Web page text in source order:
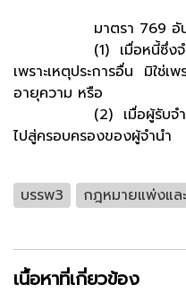
มาตรา 769 อันจำน
(1) เมื่อหนี้ซึ่งจำนำเ
เพราะเหตุประการอื่น มิใช่เพ
อายุความ หรือ
(2) เมื่อผู้รับจำนำย
ไปสู่ครอบครองของผู้จำนำ
บรรพ3 กฎหมายแพ่งแล
เนื้อหาที่เกี่ยวข้อง